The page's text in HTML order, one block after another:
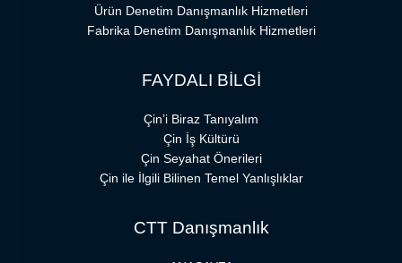
Ürün Denetim Danışmanlık Hizmetleri
Fabrika Denetim Danışmanlık Hizmetleri
FAYDALI BİLGİ
Çin’i Biraz Tanıyalım
Çin İş Kültürü
Çin Seyahat Önerileri
Çin ile İlgili Bilinen Temel Yanlışlıklar
CTT Danışmanlık